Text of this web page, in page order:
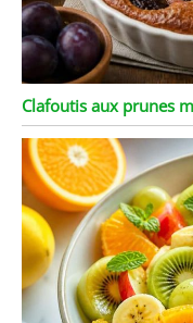
Clafoutis aux prunes